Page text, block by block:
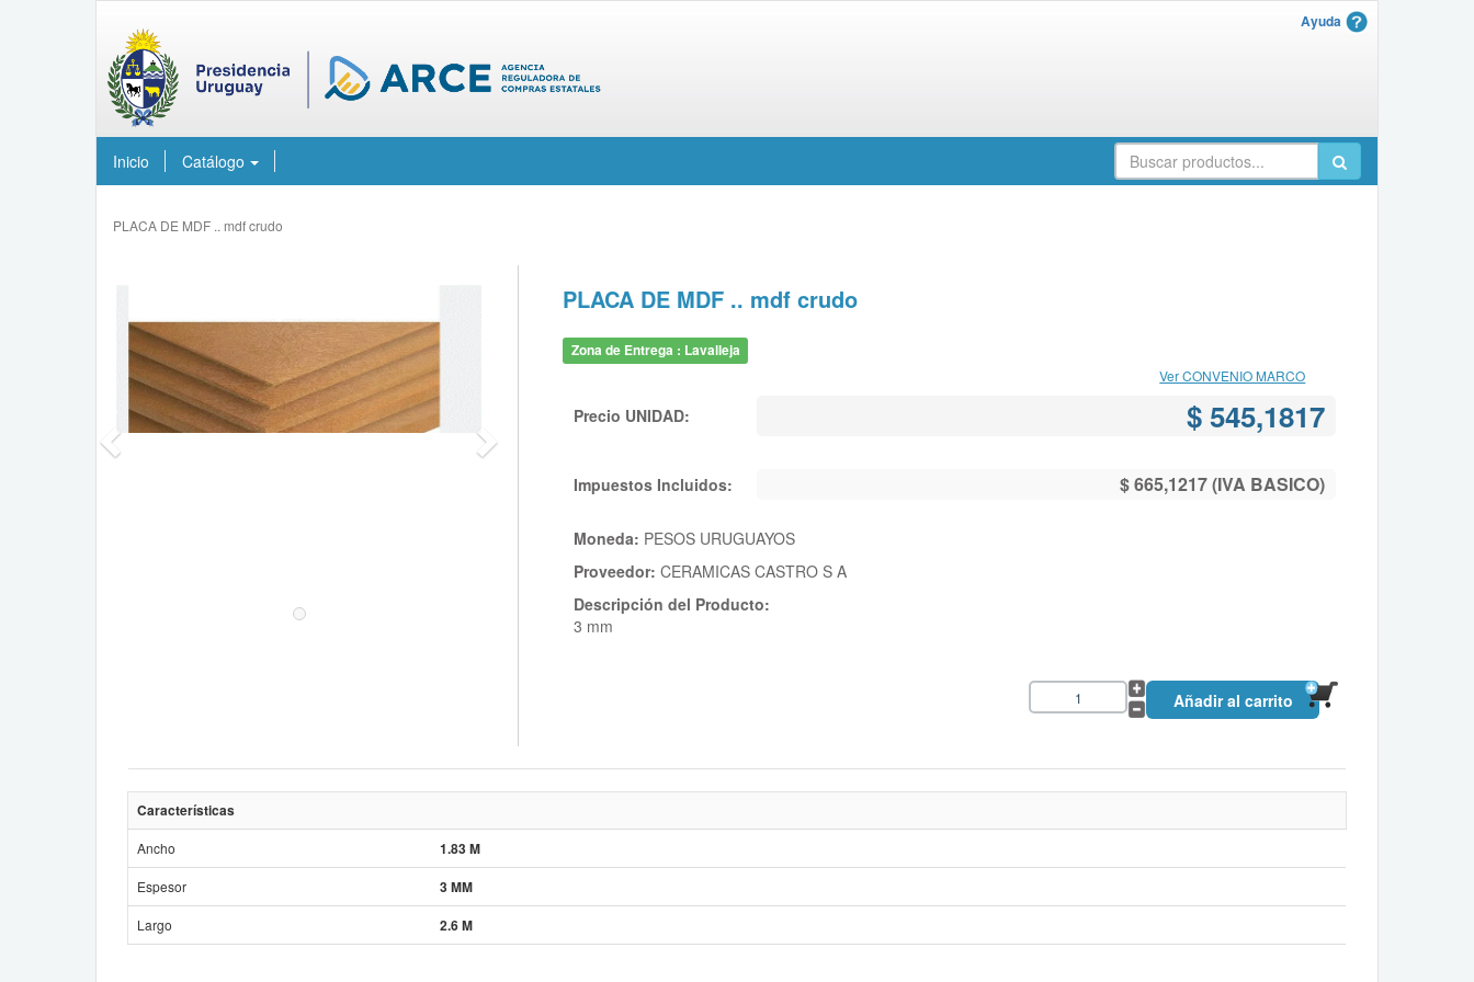
Ayuda
Inicio Catálogo
PLACA DE MDF .. mdf crudo
PLACA DE MDF .. mdf crudo
Zona de Entrega : Lavalleja
Ver CONVENIO MARCO
Precio UNIDAD: $ 545,1817
Impuestos Incluidos: $ 665,1217 (IVA BASICO)
Moneda: PESOS URUGUAYOS
Proveedor: CERAMICAS CASTRO S A
Descripción del Producto:
3 mm
Características
Ancho 1.83 M
Espesor 3 MM
Largo 2.6 M